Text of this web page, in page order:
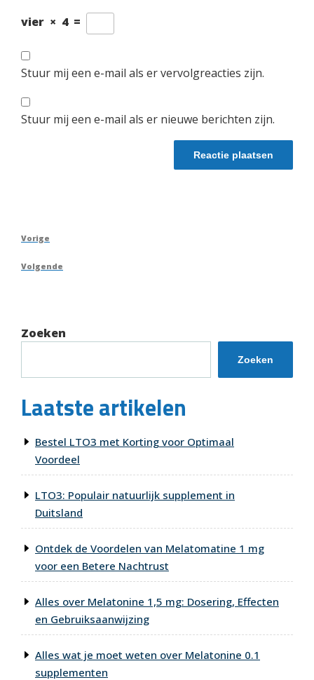
vier × 4 =
Stuur mij een e-mail als er vervolgreacties zijn.
Stuur mij een e-mail als er nieuwe berichten zijn.
Berichtnavigatie
Vorig
Vorige
Volgend
Volgende
Zoeken
Zoeken
Laatste artikelen
Bestel LTO3 met Korting voor Optimaal
Voordeel
LTO3: Populair natuurlijk supplement in
Duitsland
Ontdek de Voordelen van Melatomatine 1 mg
voor een Betere Nachtrust
Alles over Melatonine 1,5 mg: Dosering, Effecten
en Gebruiksaanwijzing
Alles wat je moet weten over Melatonine 0.1
supplementen